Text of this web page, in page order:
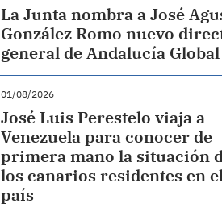
La Junta nombra a José
González Romo nuevo
general de Andalucía Global
01/08/2026
José Luis Perestelo viaja a
Venezuela para conocer de
primera mano la situación
los canarios residentes en
país